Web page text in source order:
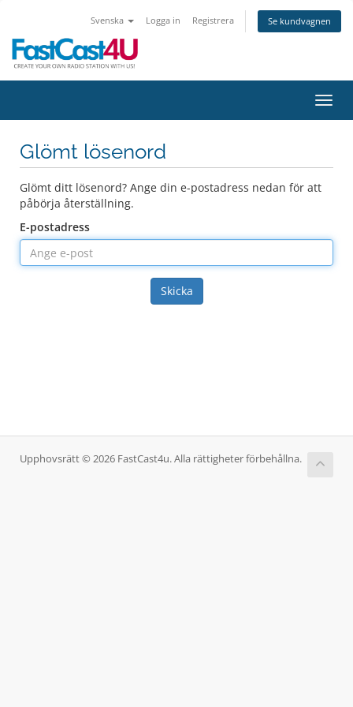
Svenska Logga in Registrera Se kundvagnen
Glömt lösenord
Glömt ditt lösenord? Ange din e-postadress nedan för att
påbörja återställning.
E-postadress
Skicka
Upphovsrätt © 2026 FastCast4u. Alla rättigheter förbehållna.